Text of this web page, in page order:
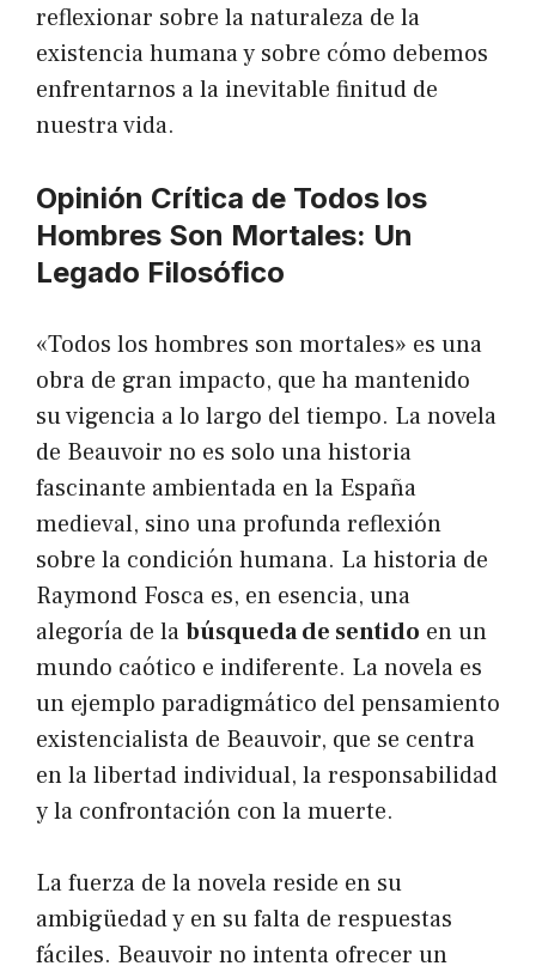
reflexionar sobre la naturaleza de la
existencia humana y sobre cómo debemos
enfrentarnos a la inevitable finitud de
nuestra vida.
Opinión Crítica de Todos los
Hombres Son Mortales: Un
Legado Filosófico
«Todos los hombres son mortales» es una
obra de gran impacto, que ha mantenido
su vigencia a lo largo del tiempo. La novela
de Beauvoir no es solo una historia
fascinante ambientada en la España
medieval, sino una profunda reflexión
sobre la condición humana. La historia de
Raymond Fosca es, en esencia, una
alegoría de labúsqueda de sentido en un
mundo caótico e indiferente. La novela es
un ejemplo paradigmático del pensamiento
existencialista de Beauvoir, que se centra
en la libertad individual, la responsabilidad
y la confrontación con la muerte.
La fuerza de la novela reside en su
ambigüedad y en su falta de respuestas
fáciles. Beauvoir no intenta ofrecer un